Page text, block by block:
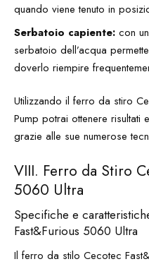
quando viene tenuto in
Serbatoio capiente: con
serbatoio dell’acqua
doverlo riempire
Utilizzando il ferro da stiro
Pump potrai ottenere
grazie alle sue numerose
VIII. Ferro da Stiro
5060 Ultra
Specifiche e
Fast&Furious 5060 Ultra
Il ferro da stilo Cecotec